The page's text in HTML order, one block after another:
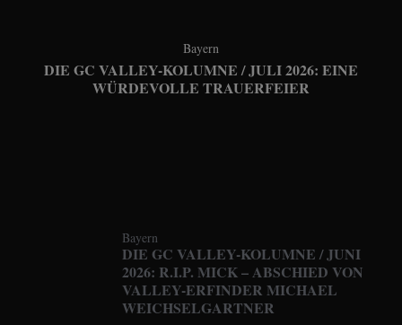
Bayern
DIE GC VALLEY-KOLUMNE / JULI 2026: EINE
WÜRDEVOLLE TRAUERFEIER
Bayern
DIE GC VALLEY-KOLUMNE / JUNI
2026: R.I.P. MICK – ABSCHIED VON
VALLEY-ERFINDER MICHAEL
WEICHSELGARTNER